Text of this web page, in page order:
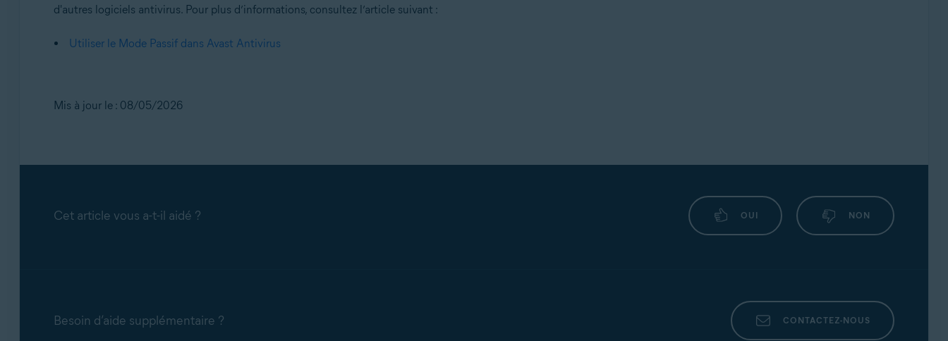
d'autres logiciels antivirus. Pour plus d’informations, consultez l’article suivant :
Utiliser le Mode Passif dans Avast Antivirus
Mis à jour le : 08/05/2026
Cet article vous a-t-il aidé ? OUI NON
Besoin d’aide supplémentaire ? CONTACTEZ-NOUS